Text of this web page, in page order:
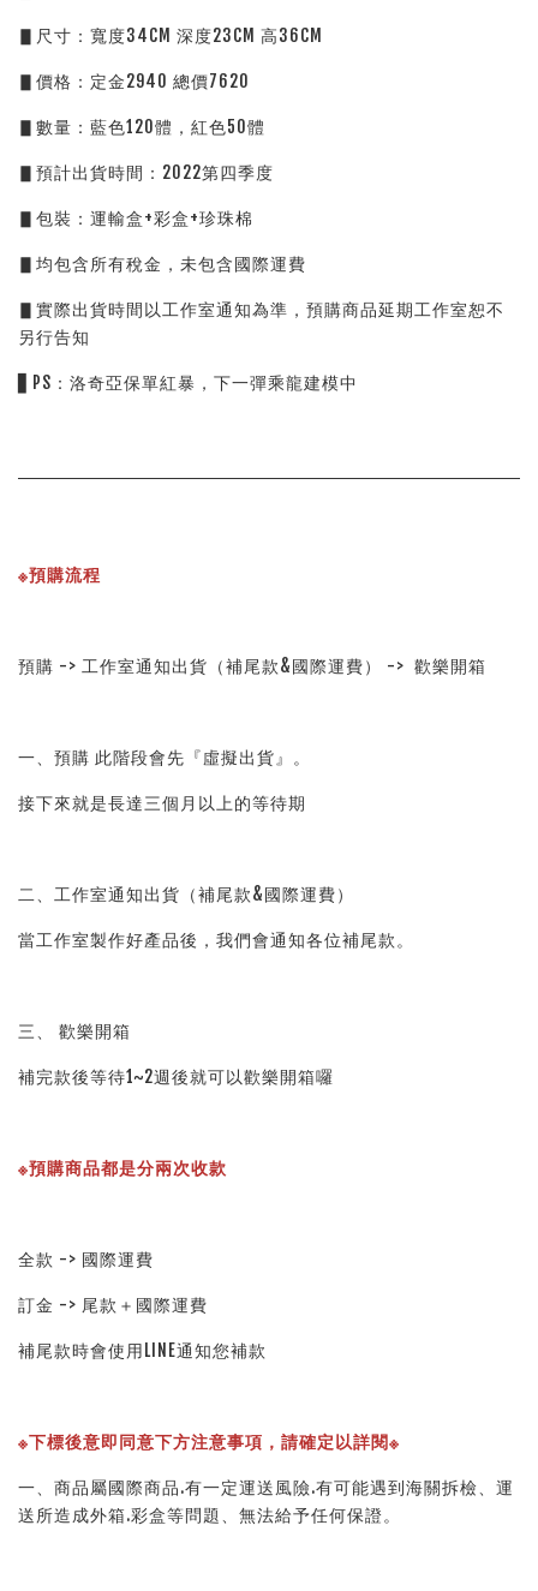
▋尺寸：寬度34CM 深度23CM 高36CM
▋價格：定金2940 總價7620
▋數量：藍色120體，紅色50體
▋預計出貨時間：2022第四季度
▋包裝：運輸盒+彩盒+珍珠棉
▋均包含所有稅金，未包含國際運費
▋實際出貨時間以工作室通知為準，預購商品延期工作室恕不
另行告知
▋PS：洛奇亞保單紅暴，下一彈乘龍建模中
※預購流程
預購 -> 工作室通知出貨（補尾款&國際運費） ->  歡樂開箱
一、預購 此階段會先『虛擬出貨』。
接下來就是長達三個月以上的等待期
二、工作室通知出貨（補尾款&國際運費）
當工作室製作好產品後，我們會通知各位補尾款。
三、 歡樂開箱
補完款後等待1~2週後就可以歡樂開箱囉
※預購商品都是分兩次收款
全款 -> 國際運費
訂金 -> 尾款＋國際運費
補尾款時會使用LINE通知您補款
※下標後意即同意下方注意事項，請確定以詳閱※
一、商品屬國際商品.有一定運送風險.有可能遇到海關拆檢、運
送所造成外箱.彩盒等問題、無法給予任何保證。